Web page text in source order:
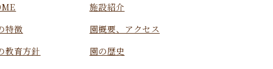
特徴
教育方針
施設紹介
園概要、アクセス
園の歴史